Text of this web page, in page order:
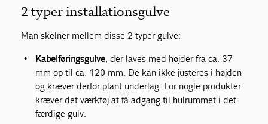
2 typer installationsgulve
Man skelner mellem disse 2 typer gulve:
Kabelføringsgulve, der laves med højder fra ca. 37
mm op til ca. 120 mm. De kan ikke justeres i højden
og kræver derfor plant underlag. For nogle produkter
kræver det værktøj at få adgang til hulrummet i det
færdige gulv.